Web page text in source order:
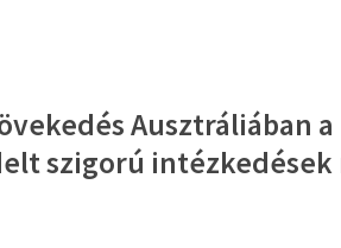
Ausztráliában
szigorú